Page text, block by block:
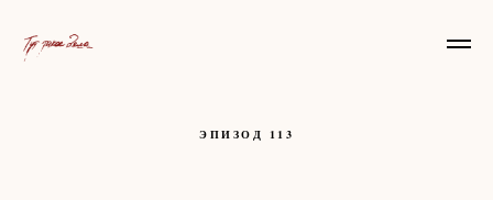
ЭПИЗОД 113